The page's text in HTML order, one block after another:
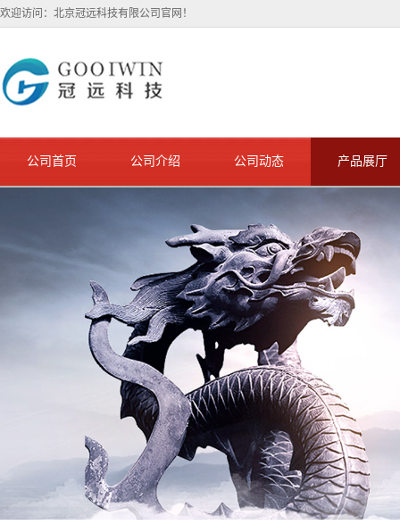
欢迎访问：北京冠远科技有限公司官网！
公司首页 公司介绍 公司动态 产品展厅